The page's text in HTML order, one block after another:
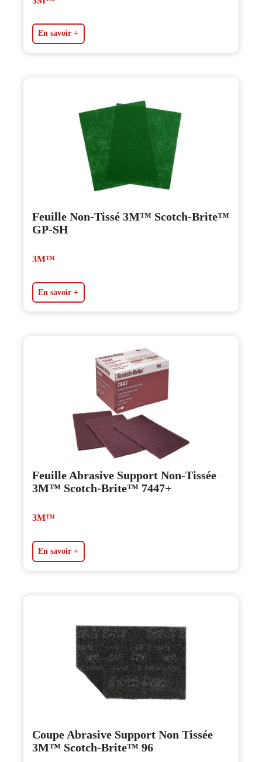
En savoir +
Feuille Non-Tissé 3M™ Scotch-Brite™
GP-SH
3M™
En savoir +
Feuille Abrasive Support Non-Tissée
3M™ Scotch-Brite™ 7447+
3M™
En savoir +
Coupe Abrasive Support Non Tissée
3M™ Scotch-Brite™ 96